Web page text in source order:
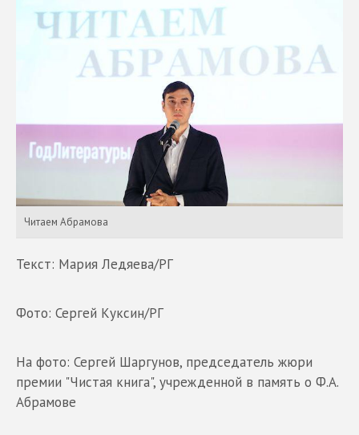
Читаем Абрамова
Текст: Мария Ледяева/РГ
Фото: Сергей Куксин/РГ
На фото: Сергей Шаргунов, председатель жюри
премии "Чистая книга", учрежденной в память о Ф.А.
Абрамове